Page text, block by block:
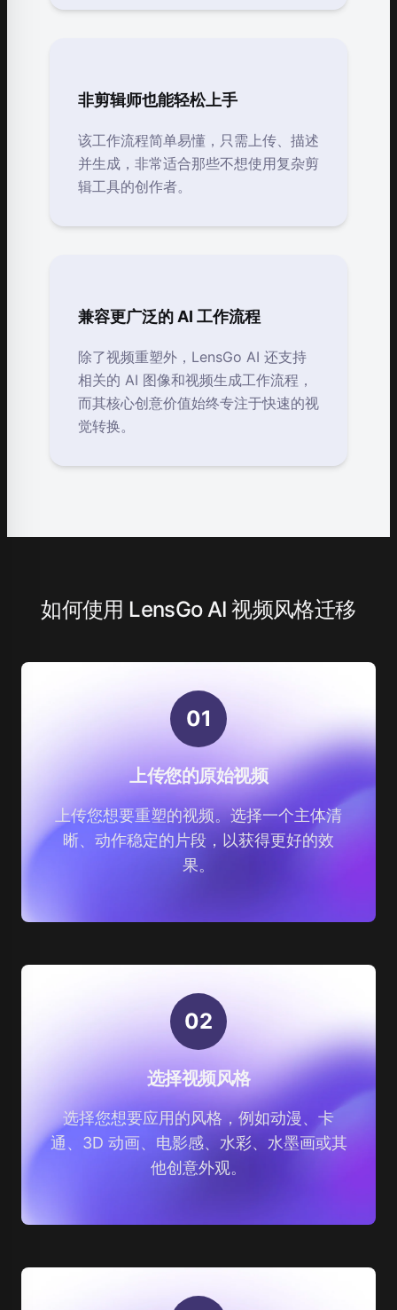
非剪辑师也能轻松上手
该工作流程简单易懂，只需上传、描述
并生成，非常适合那些不想使用复杂剪
辑工具的创作者。
兼容更广泛的 AI 工作流程
除了视频重塑外，LensGo AI 还支持
相关的 AI 图像和视频生成工作流程，
而其核心创意价值始终专注于快速的视
觉转换。
如何使用 LensGo AI 视频风格迁移
01
上传您的原始视频
上传您想要重塑的视频。选择一个主体清
晰、动作稳定的片段，以获得更好的效
果。
02
选择视频风格
选择您想要应用的风格，例如动漫、卡
通、3D 动画、电影感、水彩、水墨画或其
他创意外观。